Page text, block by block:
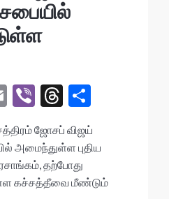
E
ai
l
Vi
er
T
ea
ds
ar
ஜோசப் விஜய்
அமைந்துள்ள புதிய
தற்போது
கச்சத்தீவை மீண்டும்